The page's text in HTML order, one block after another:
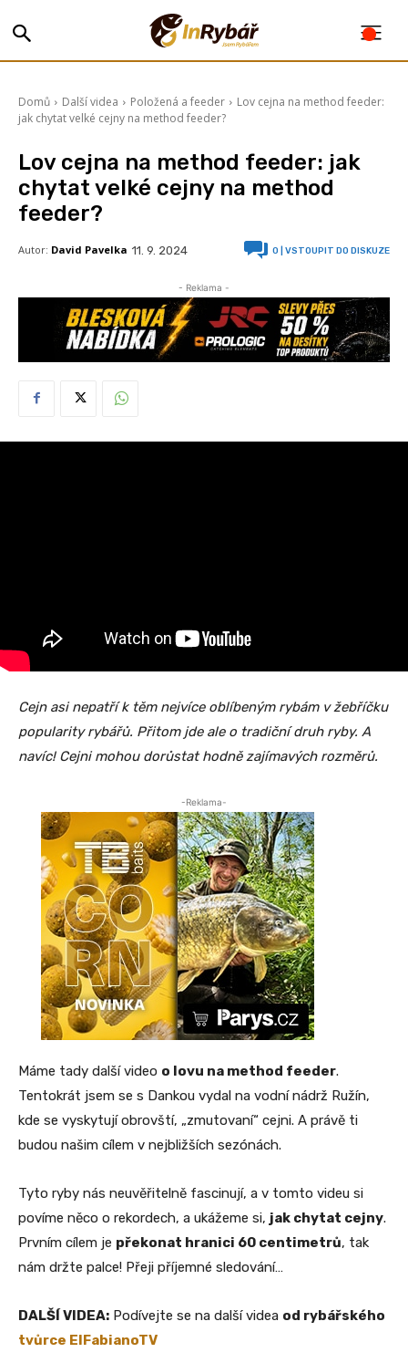
Domů Další videa Položená a feeder
Lov cejna na method feeder:
jak chytat velké cejny na method feeder?
Lov cejna na method feeder: jak
chytat velké cejny na method
feeder?
Autor: David Pavelka 11. 9. 2024 0 | VSTOUPIT DO DISKUZE
- Reklama -
Cejn asi nepatří k těm nejvíce oblíbeným rybám v žebříčku
popularity rybářů. Přitom jde ale o tradiční druh ryby. A
navíc! Cejni mohou dorůstat hodně zajímavých rozměrů.
-Reklama-
Máme tady další video o lovu na method feeder.
Tentokrát jsem se s Dankou vydal na vodní nádrž Ružín,
kde se vyskytují obrovští, „zmutovaní“ cejni. A právě ti
budou našim cílem v nejbližších sezónách.
Tyto ryby nás neuvěřitelně fascinují, a v tomto videu si
povíme něco o rekordech, a ukážeme si, jak chytat cejny.
Prvním cílem je překonat hranici 60 centimetrů, tak
nám držte palce! Přeji příjemné sledování…
DALŠÍ VIDEA: Podívejte se na další videa od rybářského
tvůrce ElFabianoTV